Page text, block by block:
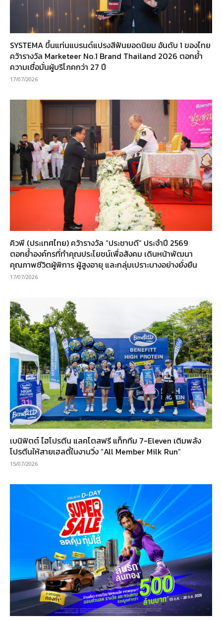
SYSTEMA ขึ้นแท่นแบรนด์แปรงสีฟันยอดนิยม อันดับ 1 ของไทย
คว้ารางวัล Marketeer No.1 Brand Thailand 2026 ตอกย้ำ
ความเชื่อมั่นผู้บริโภคกว่า 27 ปี
17/07/2026
คิวพี (ประเทศไทย) คว้ารางวัล “ประชาบดี” ประจำปี 2569
ตอกย้ำองค์กรที่ทำคุณประโยชน์เพื่อสังคม เดินหน้าพัฒนา
คุณภาพชีวิตผู้พิการ ผู้สูงอายุ และกลุ่มเปราะบางอย่างยั่งยืน
17/07/2026
เบนิฟิตต์ ไฮโปรตีน แลคโตสฟรี แท็กทีม 7-Eleven เติมพลัง
โปรตีนให้สายเฮลตี้ในงานวิ่ง “All Member Milk Run”
15/07/2026